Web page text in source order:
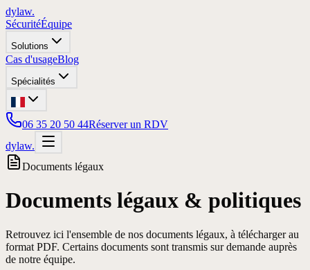
dylaw.
SécuritéÉquipe
Solutions
Cas d'usageBlog
Spécialités
06 35 20 50 44Réserver un RDV
dylaw.
Documents légaux
Documents légaux & politiques
Retrouvez ici l'ensemble de nos documents légaux, à télécharger au
format PDF. Certains documents sont transmis sur demande auprès
de notre équipe.